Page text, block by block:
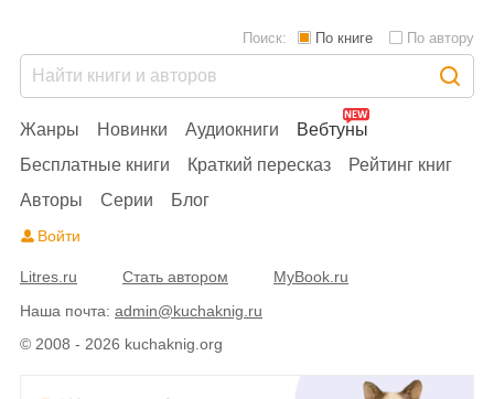
© 2008 - 2026 kuchaknig.org
Жанры Новинки Аудиокниги
Вебтуны
Бесплатные книги
Краткий пересказ
Рейтинг книг
Авторы
Серии Блог
Поиск: По книге По автору
Войти
Litres.ru Стать автором
MyBook.ru
Наша почта: admin@kuchaknig.ru